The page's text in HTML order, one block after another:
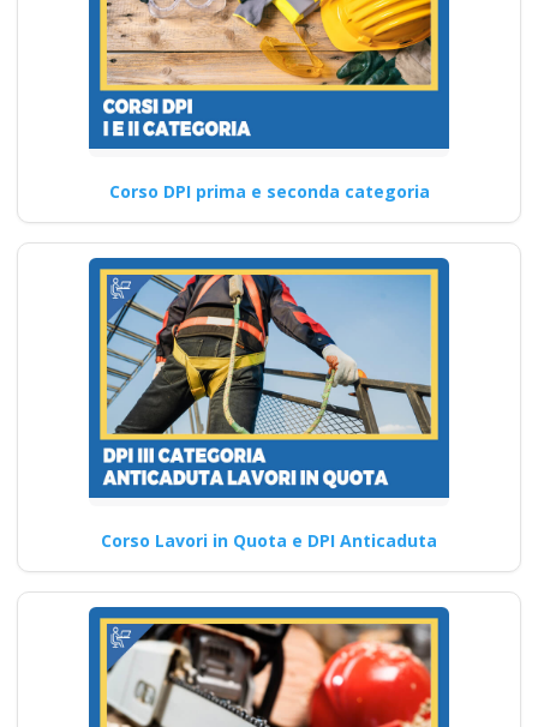
Corso DPI prima e seconda categoria
Corso Lavori in Quota e DPI Anticaduta